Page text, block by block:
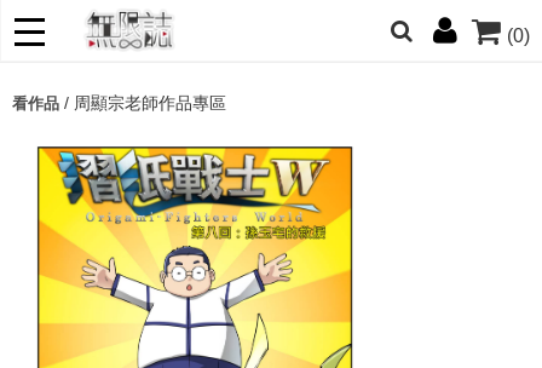
(0)
朋友們，提高警覺！
看作品 / 周顯宗老師作品專區